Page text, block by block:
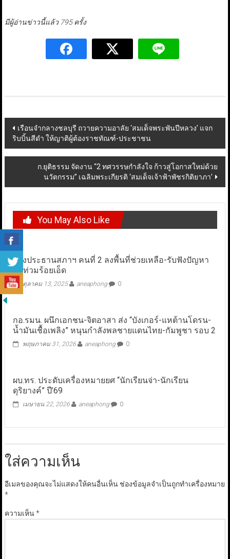
มีผู้อ่านข่าวนี้แล้ว 795 ครั้ง
Post
navigation
เรือนจำกลางชลบุรี ถวายความอาลัย ‘สมเด็จพระพันปีหลวง’ แจก
ริบบิ้นสีดำ ให้ญาติผู้ต้องราชทัณฑ์-ประชาชน
ก.ยุติธรรม จัดงาน “2 ทศวรรษกำลังใจ ก้าวสู่โอกาสใหม่ด้วย
นวัตกรรม” เฉลิมพระเกียรติ ‘สมเด็จเจ้าฟ้าพัชรกิติยาภา’
You May Also Like
รองประธานสภาฯ คนที่ 2 ลงพื้นที่ช่วยเหลือ-รับฟังปัญหา
น้ำท่วมร้อยเอ็ด
ตุลาคม 13, 2025 aneaphong 0
กอ.รมน. ผนึกเอกชน-จิตอาสา ส่ง “บังเกอร์-แหต้านโดรน-
น้ำมันเชื้อเพลิง” หนุนกำลังพลชายแดนไทย-กัมพูชา รอบ 2
พฤษภาคม 31, 2026 aneaphong 0
ผบ.ทร. ประดับเครื่องหมายยศ “นักเรียนจ่า-นักเรียน
ดุริยางค์” ปี’69
เมษายน 22, 2026 aneaphong 0
ใส่ความเห็น
อีเมลของคุณจะไม่แสดงให้คนอื่นเห็น ช่องข้อมูลจำเป็นถูกทำเครื่องหมาย
*
ความเห็น*